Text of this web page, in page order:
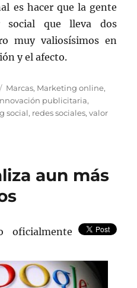
es hacer que la gente
social que lleva dos
muy valiosísimos en
y el afecto.
Categorías
Marcas, Marketing online,
publicitaria,
social, redes sociales,valor
aun más
oficialmente